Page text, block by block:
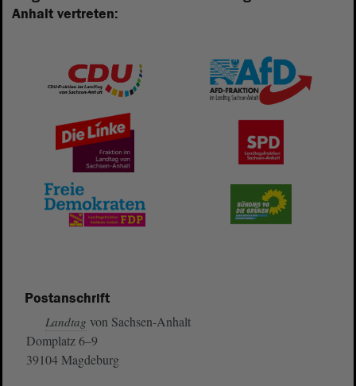
Anhalt vertreten:
Postanschrift
Landtag von Sachsen-Anhalt
Domplatz 6–9
39104 Magdeburg